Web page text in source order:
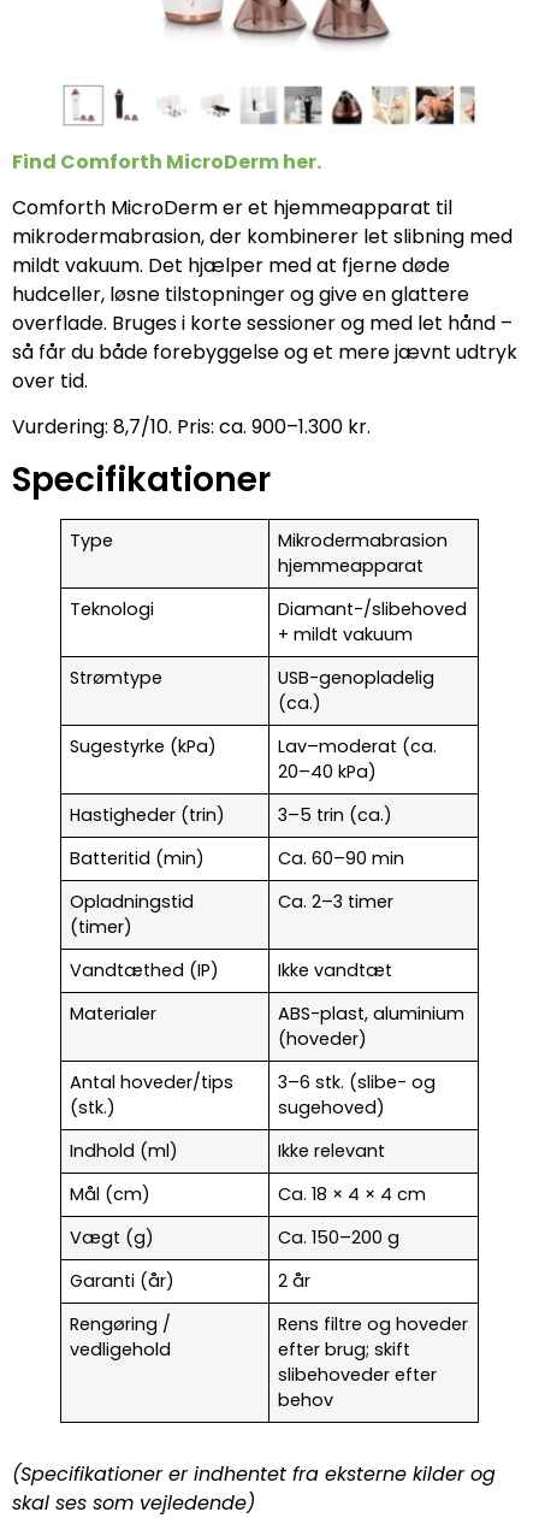
Find Comforth MicroDerm her.
Comforth MicroDerm er et hjemmeapparat til
mikrodermabrasion, der kombinerer let slibning med
mildt vakuum. Det hjælper med at fjerne døde
hudceller, løsne tilstopninger og give en glattere
overflade. Bruges i korte sessioner og med let hånd –
så får du både forebyggelse og et mere jævnt udtryk
over tid.
Vurdering: 8,7/10. Pris: ca. 900–1.300 kr.
Specifikationer
Type
Mikrodermabrasion
hjemmeapparat
Teknologi
Diamant-/slibehoved
+ mildt vakuum
Strømtype
USB-genopladelig
(ca.)
Sugestyrke (kPa)
Lav–moderat (ca.
20–40 kPa)
Hastigheder (trin)
3–5 trin (ca.)
Batteritid (min)
Ca. 60–90 min
Opladningstid
(timer)
Ca. 2–3 timer
Vandtæthed (IP)
Ikke vandtæt
Materialer
ABS-plast, aluminium
(hoveder)
Antal hoveder/tips
(stk.)
3–6 stk. (slibe- og
sugehoved)
Indhold (ml)
Ikke relevant
Mål (cm)
Ca. 18 × 4 × 4 cm
Vægt (g)
Ca. 150–200 g
Garanti (år)
2 år
Rengøring /
vedligehold
Rens filtre og hoveder
efter brug; skift
slibehoveder efter
behov
(Specifikationer er indhentet fra eksterne kilder og
skal ses som vejledende)